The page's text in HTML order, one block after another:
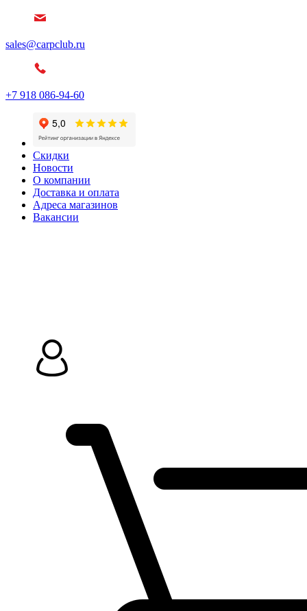
sales@carpclub.ru
+7 918 086-94-60
Скидки
Новости
О компании
Доставка и оплата
Адреса магазинов
Вакансии